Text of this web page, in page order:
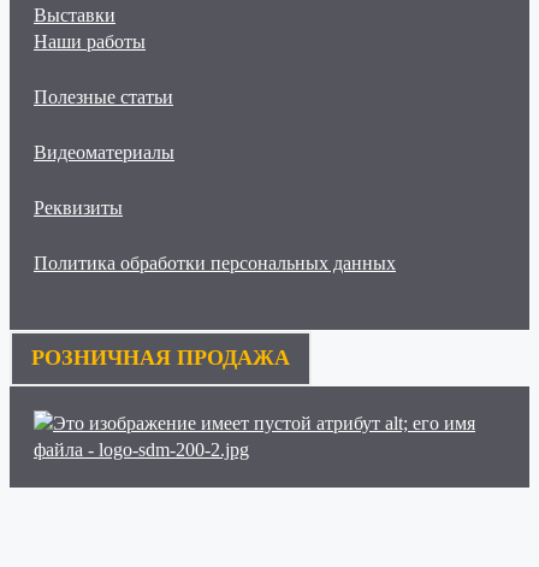
Выставки
Наши работы
Полезные статьи
Видеоматериалы
Реквизиты
Политика обработки персональных данных
РОЗНИЧНАЯ ПРОДАЖА